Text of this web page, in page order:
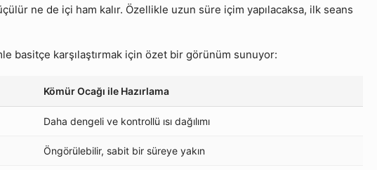
ne de içi ham kalır. Özellikle uzun süre içim yapılacaksa, ilk seans
basitçe karşılaştırmak için özet bir görünüm sunuyor:
Kömür Ocağı ile Hazırlama
Daha dengeli ve kontrollü ısı dağılımı
Öngörülebilir, sabit bir süreye yakın